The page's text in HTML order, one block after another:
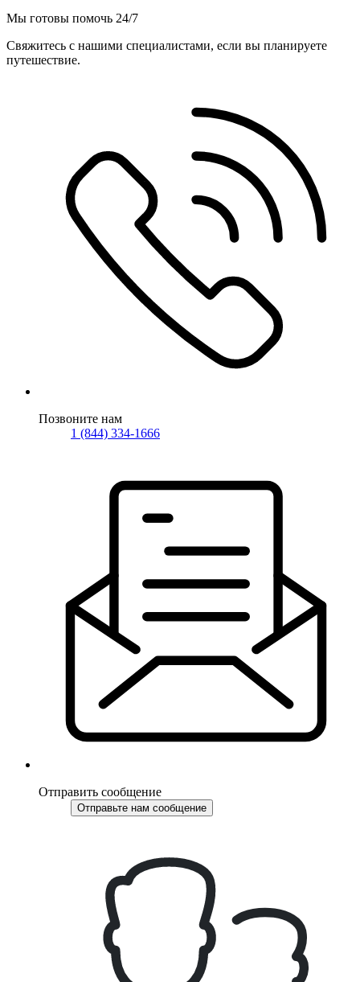
Мы готовы помочь 24/7
Свяжитесь с нашими специалистами, если вы планируете
путешествие.
Позвоните нам
1 (844) 334-1666
Отправить сообщение
Отправьте нам сообщение